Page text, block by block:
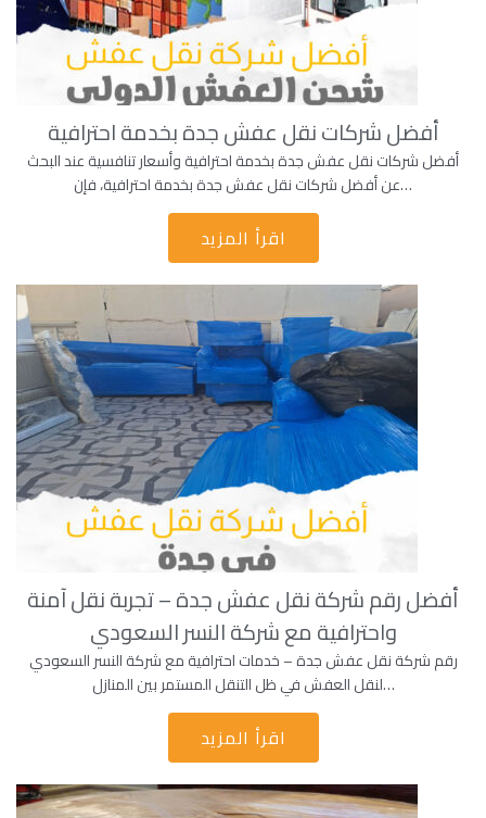
أفضل شركات نقل عفش جدة بخدمة احترافية
أفضل شركات نقل عفش جدة بخدمة احترافية وأسعار تنافسية عند البحث
عن أفضل شركات نقل عفش جدة بخدمة احترافية، فإن…
اقرأ المزيد
أفضل رقم شركة نقل عفش جدة – تجربة نقل آمنة
واحترافية مع شركة النسر السعودي
رقم شركة نقل عفش جدة – خدمات احترافية مع شركة النسر السعودي
لنقل العفش في ظل التنقل المستمر بين المنازل…
اقرأ المزيد